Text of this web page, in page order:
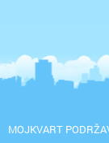
MOJKVART